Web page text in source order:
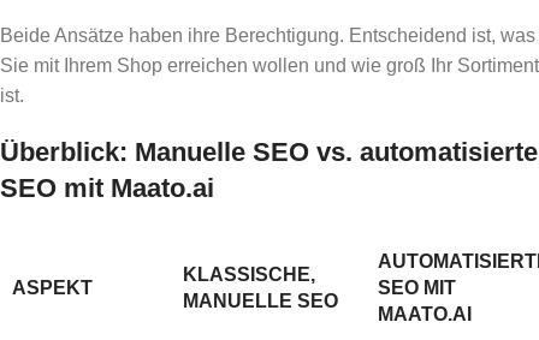
Beide Ansätze haben ihre Berechtigung. Entscheidend ist, was
Sie mit Ihrem Shop erreichen wollen und wie groß Ihr Sortiment
ist.
Überblick: Manuelle SEO vs. automatisierte
SEO mit Maato.ai
ASPEKT
KLASSISCHE,
MANUELLE SEO
SEO MIT
MAATO.AI